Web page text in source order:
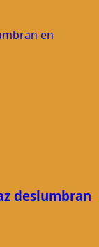
en
deslumbran